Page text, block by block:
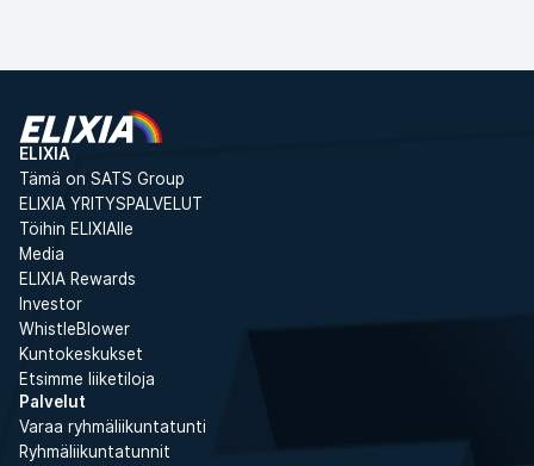
Ei-jäsenten hinta
ELIXIA
Tämä on SATS Group
ELIXIA YRITYSPALVELUT
Töihin ELIXIAlle
Media
ELIXIA Rewards
Investor
WhistleBlower
Kuntokeskukset
Etsimme liiketiloja
Palvelut
Varaa ryhmäliikuntatunti
Ryhmäliikuntatunnit